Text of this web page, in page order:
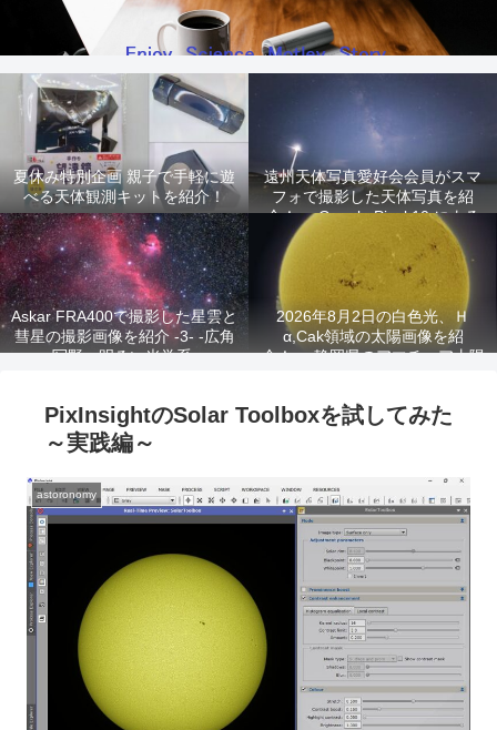
夏休み特別企画 親子で手軽に遊
べる天体観測キットを紹介！
遠州天体写真愛好会会員がスマ
フォで撮影した天体写真を紹
介！ -Google Pixel 10 による
星景写真-
Askar FRA400で撮影した星雲と
彗星の撮影画像を紹介 -3- -広角
写野、明るい光学系-
2026年8月2日の白色光、Ｈ
α,Cak領域の太陽画像を紹
介！ -静岡県のアマチュア太陽
PixInsightのSolar Toolboxを試してみた
～実践編～
astoronomy